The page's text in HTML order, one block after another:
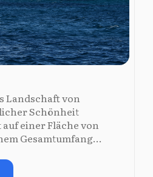
Landschaft von
Schönheit
einer Fläche von
Gesamtumfang...